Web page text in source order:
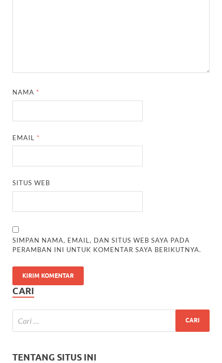
NAMA *
EMAIL *
SITUS WEB
SIMPAN NAMA, EMAIL, DAN SITUS WEB SAYA PADA
PERAMBAN INI UNTUK KOMENTAR SAYA BERIKUTNYA.
CARI
TENTANG SITUS INI